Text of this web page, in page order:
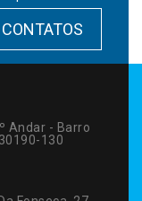
Andar - Barro
130